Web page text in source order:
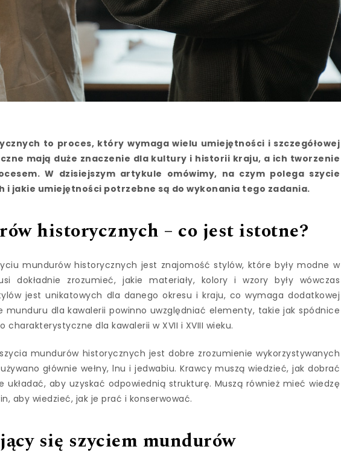
to proces, który wymaga wielu umiejętności i szczegółowej
mają duże znaczenie dla kultury i historii kraju, a ich tworzenie
W dzisiejszym artykule omówimy, na czym polega szycie
i jakie umiejętności potrzebne są do wykonania tego zadania.
historycznych – co jest istotne?
mundurów historycznych jest znajomość stylów, które były modne w
dokładnie zrozumieć, jakie materiały, kolory i wzory były wówczas
jest unikatowych dla danego okresu i kraju, co wymaga dodatkowej
munduru dla kawalerii powinno uwzględniać elementy, takie jak spódnice
charakterystyczne dla kawalerii w XVII i XVIII wieku.
mundurów historycznych jest dobre zrozumienie wykorzystywanych
głównie wełny, lnu i jedwabiu. Krawcy muszą wiedzieć, jak dobrać
układać, aby uzyskać odpowiednią strukturę. Muszą również mieć wiedzę
aby wiedzieć, jak je prać i konserwować.
się szyciem mundurów